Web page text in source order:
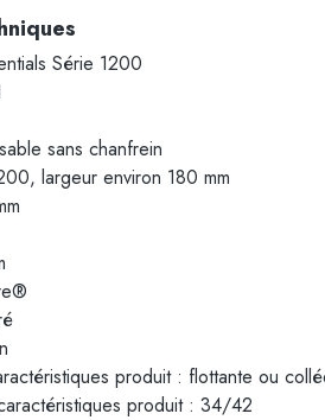
Série 1200
sans chanfrein
largeur environ 180 mm
produit : flottante ou
produit : 34/42